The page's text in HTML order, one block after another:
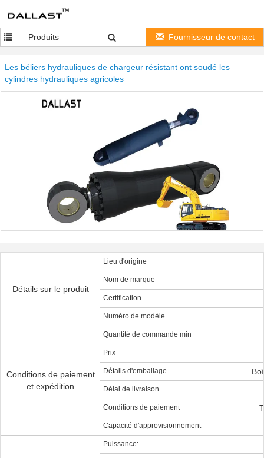
Produits Fournisseur de contact
Les béliers hydrauliques de chargeur résistant ont soudé les
cylindres hydrauliques agricoles
Détails sur le produit
Lieu d'origine
Nom de marque
Certification
Numéro de modèle
Conditions de paiement
et expédition
Quantité de commande min
Prix
Détails d'emballage
Délai de livraison
Conditions de paiement
Capacité d'approvisionnement
Puissance: